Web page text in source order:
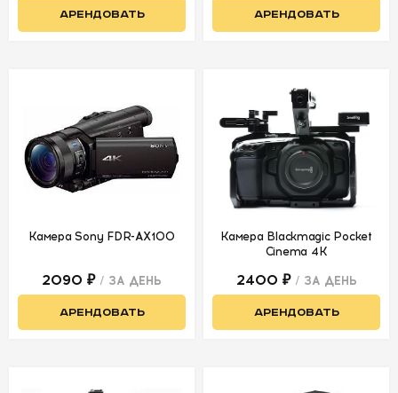
АРЕНДОВАТЬ АРЕНДОВАТЬ
Камера Sony FDR-AX100
2090 ₽ / ЗА ДЕНЬ
АРЕНДОВАТЬ
Камера Blackmagic Pocket
Cinema 4K
2400 ₽ / ЗА ДЕНЬ
АРЕНДОВАТЬ